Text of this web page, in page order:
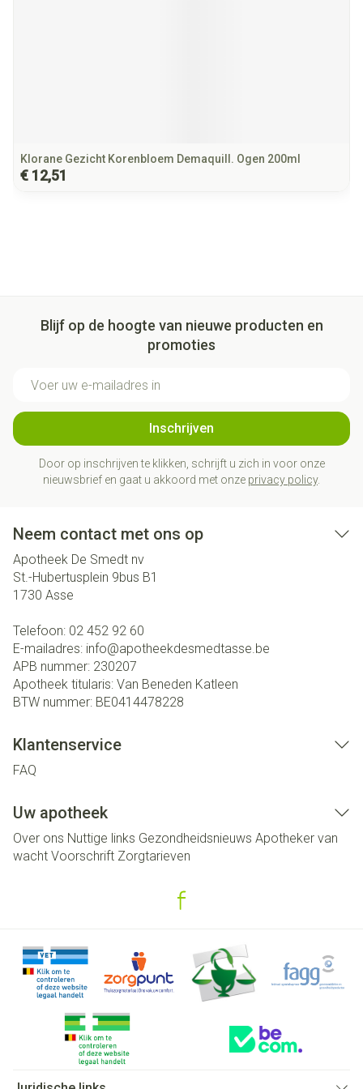
Klorane Gezicht Korenbloem Demaquill. Ogen 200ml
€ 12,51
Blijf op de hoogte van nieuwe producten en
promoties
Inschrijven
Door op inschrijven te klikken, schrijft u zich in voor onze
nieuwsbrief en gaat u akkoord met onze privacy policy.
Neem contact met ons op
Apotheek De Smedt nv
St.-Hubertusplein 9bus B1
1730 Asse
Telefoon: 02 452 92 60
E-mailadres: info@apotheekdesmedtasse.be
APB nummer: 230207
Apotheek titularis: Van Beneden Katleen
BTW nummer: BE0414478228
Klantenservice
FAQ
Uw apotheek
Over ons Nuttige links Gezondheidsnieuws Apotheker van
wacht Voorschrift Zorgtarieven